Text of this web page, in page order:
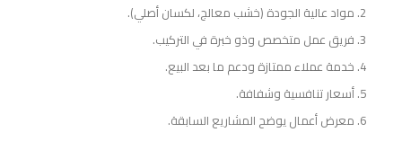
مواد عالية الجودة (خشب معالج، لكسان أصلي).
فريق عمل متخصص وذو خبرة في التركيب.
خدمة عملاء ممتازة ودعم ما بعد البيع.
أسعار تنافسية وشفافة.
معرض أعمال يوضح المشاريع السابقة.